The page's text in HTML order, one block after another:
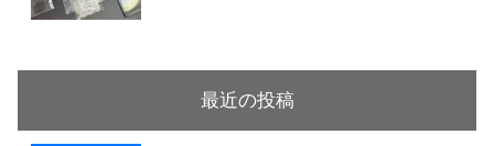
最近の投稿